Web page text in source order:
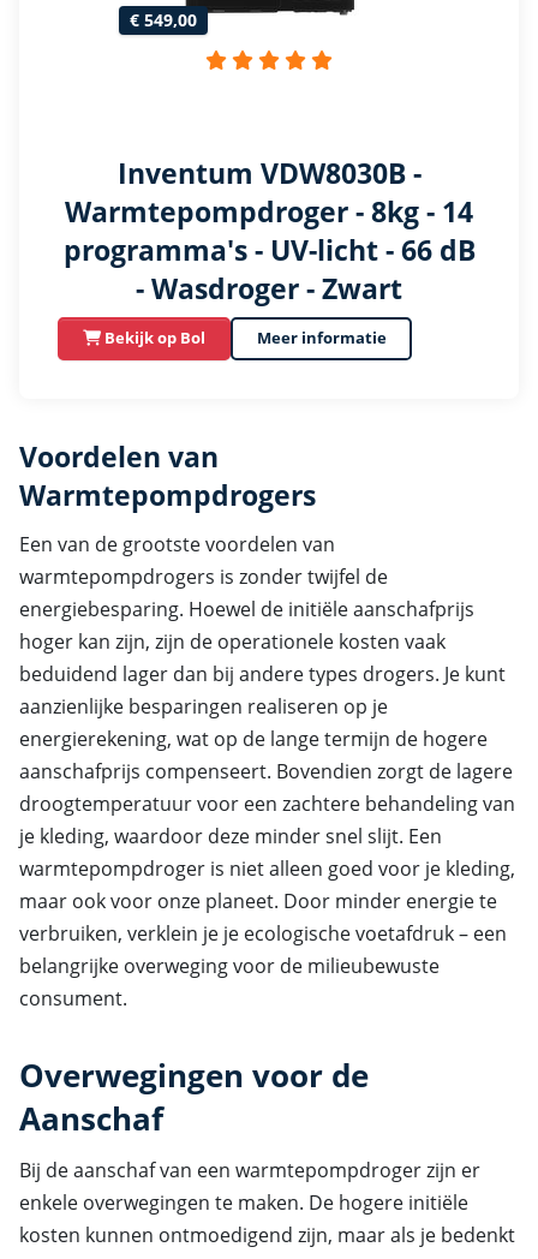
€ 549,00
Inventum VDW8030B -
Warmtepompdroger - 8kg - 14
programma's - UV-licht - 66 dB
- Wasdroger - Zwart
Bekijk op Bol Meer informatie
Voordelen van
Warmtepompdrogers
Een van de grootste voordelen van
warmtepompdrogers is zonder twijfel de
energiebesparing. Hoewel de initiële aanschafprijs
hoger kan zijn, zijn de operationele kosten vaak
beduidend lager dan bij andere types drogers. Je kunt
aanzienlijke besparingen realiseren op je
energierekening, wat op de lange termijn de hogere
aanschafprijs compenseert. Bovendien zorgt de lagere
droogtemperatuur voor een zachtere behandeling van
je kleding, waardoor deze minder snel slijt. Een
warmtepompdroger is niet alleen goed voor je kleding,
maar ook voor onze planeet. Door minder energie te
verbruiken, verklein je je ecologische voetafdruk – een
belangrijke overweging voor de milieubewuste
consument.
Overwegingen voor de
Aanschaf
Bij de aanschaf van een warmtepompdroger zijn er
enkele overwegingen te maken. De hogere initiële
kosten kunnen ontmoedigend zijn, maar als je bedenkt